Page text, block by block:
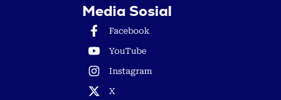
Media Sosial
Facebook
YouTube
Instagram
X